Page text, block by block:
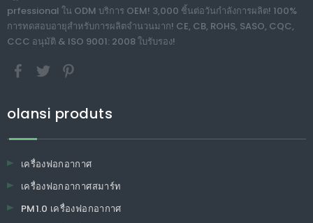
prfessional ใน ODM บริการ OEM! 3,000 ชิ้นต่อวันกำลังการผลิต! 100%
การทดสอบอายุสำหรับการผลิตจำนวนมาก! CE, CB, ROHS, SASO, CQC,
CCC อนุมัติ & ISO 9001: 2008 ใบรับรอง!
olansi produts
เครื่องฟอกอากาศ
เครื่องฟอกอากาศสมาร์ท
PM1.0 เครื่องฟอกอากาศ